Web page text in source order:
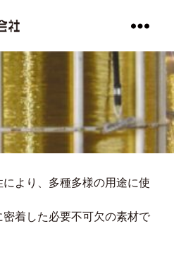
より、多種多様の用途に使
着した必要不可欠の素材で